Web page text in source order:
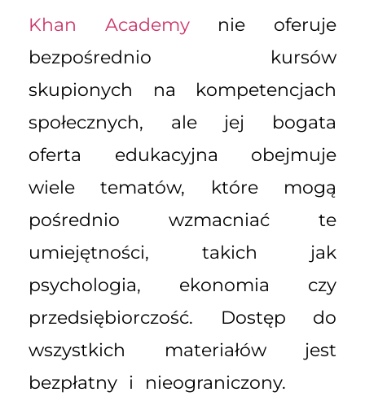
Khan Academynie oferuje
bezpośrednio kursów
skupionych na kompetencjach
społecznych, ale jej bogata
oferta edukacyjna obejmuje
wiele tematów, które mogą
pośrednio wzmacniać te
umiejętności, takich jak
psychologia, ekonomia czy
przedsiębiorczość. Dostęp do
wszystkich materiałów jest
bezpłatny i nieograniczony.